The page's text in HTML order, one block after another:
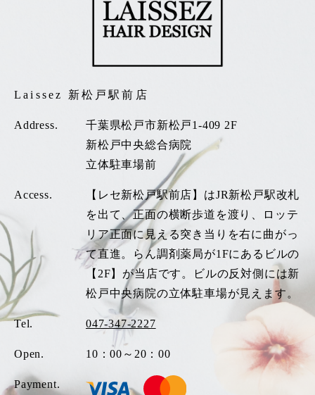
Laissez 新松戸駅前店
Address.
千葉県松戸市新松戸1-409 2F
新松戸中央総合病院
立体駐車場前
Access.
【レセ新松戸駅前店】はJR新松戸駅改札
を出て、正面の横断歩道を渡り、ロッテ
リア正面に見える突き当りを右に曲がっ
て直進。らん調剤薬局が1Fにあるビルの
【2F】が当店です。ビルの反対側には新
松戸中央病院の立体駐車場が見えます。
Tel. 047-347-2227
Open. 10：00～20：00
Payment.